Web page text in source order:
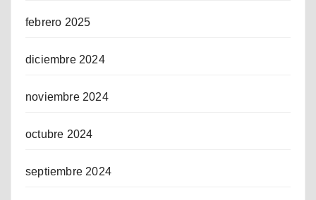
febrero 2025
diciembre 2024
noviembre 2024
octubre 2024
septiembre 2024